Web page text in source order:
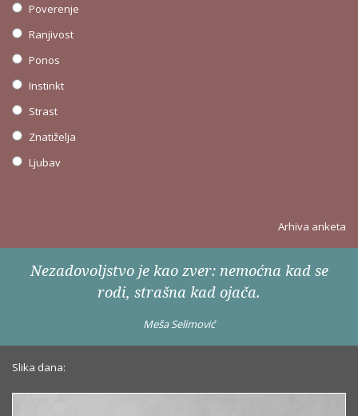
Poverenje
Ranjivost
Ponos
Instinkt
Strast
Znatiželja
Ljubav
Arhiva anketa
Nezadovoljstvo je kao zver: nemoćna kad se
rodi, strašna kad ojača.
Meša Selimović
Slika dana: